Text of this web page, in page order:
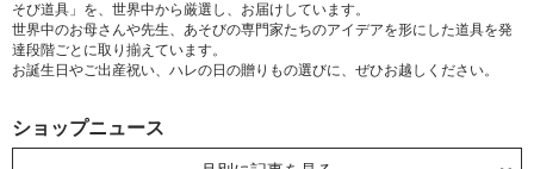
そび道具」を、世界中から厳選し、お届けしています。
世界中のお母さんや先生、あそびの専門家たちのアイデアを形にした道具を発
達段階ごとに取り揃えています。
お誕生日やご出産祝い、ハレの日の贈りもの選びに、ぜひお越しください。
ショップニュース